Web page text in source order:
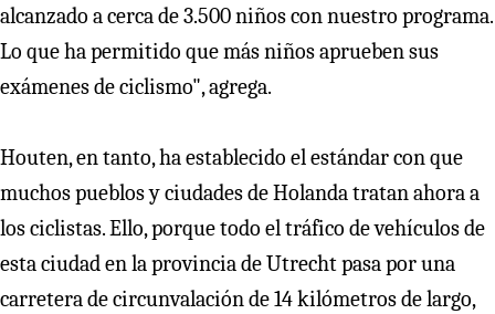
alcanzado a cerca de 3.500 niños con nuestro programa.
Lo que ha permitido que más niños aprueben sus
exámenes de ciclismo", agrega.
Houten, en tanto, ha establecido el estándar con que
muchos pueblos y ciudades de Holanda tratan ahora a
los ciclistas. Ello, porque todo el tráfico de vehículos de
esta ciudad en la provincia de Utrecht pasa por una
carretera de circunvalación de 14 kilómetros de largo,